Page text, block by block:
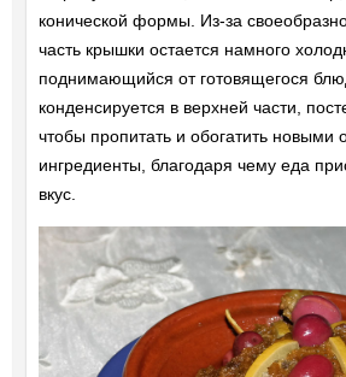
конической формы. Из-за
часть крышки остается намного
поднимающийся от готовящегося
конденсируется в верхней части,
чтобы пропитать и обогатить новыми
ингредиенты, благодаря чему еда
вкус.